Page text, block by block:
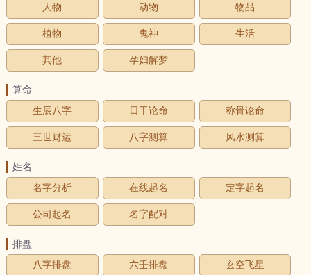
人物
动物 物品
植物 鬼神 生活
其他 孕妇解梦
算命
生辰八字
日干论命 称骨论命
三世财运 八字测算 风水测算
姓名
名字分析
在线起名 定字起名
公司起名 名字配对
排盘
八字排盘
六壬排盘 玄空飞星